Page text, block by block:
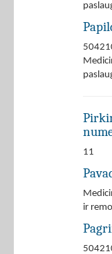
11
ir